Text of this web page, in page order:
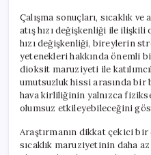
Çalışma sonuçları, sıcaklık
atış hızı değişkenliği ile
hızı değişkenliği, bireylerin
yetenekleri hakkında önemli
dioksit maruziyeti ile
umutsuzluk hissi arasında bir
hava kirliliğinin yalnızca
olumsuz etkileyebileceğini
Araştırmanın dikkat çekici
sıcaklık maruziyetinin daha